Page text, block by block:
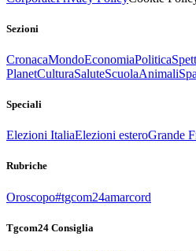
Sezioni
CronacaMondoEconomiaPolitica
PlanetCulturaSaluteScuolaAnimali
Speciali
Elezioni ItaliaElezioni esteroGrande
Rubriche
Oroscopo#tgcom24amarcord
Tgcom24 Consiglia